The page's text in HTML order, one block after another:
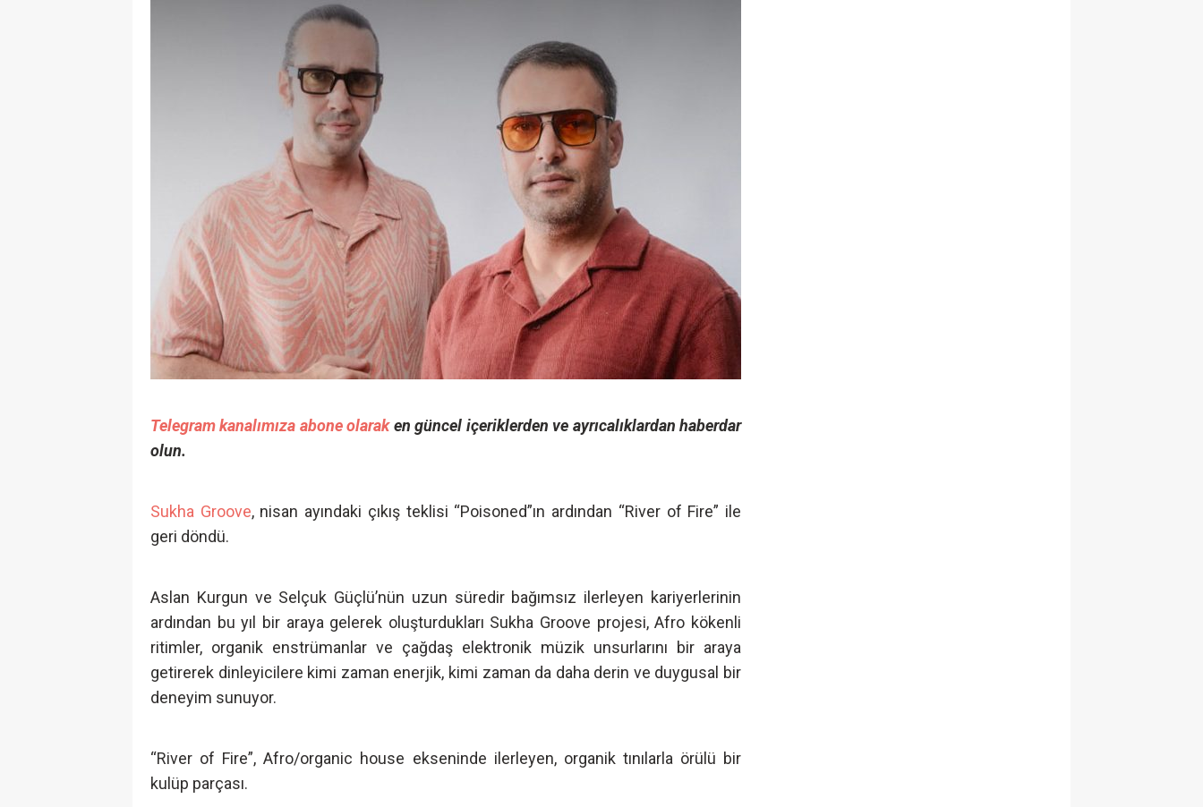
Telegram kanalımıza abone olaraken güncel içeriklerden ve ayrıcalıklardan haberdar
olun.
Sukha Groove, nisan ayındaki çıkış teklisi “Poisoned”ın ardından “River of Fire” ile
geri döndü.
Aslan Kurgun ve Selçuk Güçlü’nün uzun süredir bağımsız ilerleyen kariyerlerinin
ardından bu yıl bir araya gelerek oluşturdukları Sukha Groove projesi, Afro kökenli
ritimler, organik enstrümanlar ve çağdaş elektronik müzik unsurlarını bir araya
getirerek dinleyicilere kimi zaman enerjik, kimi zaman da daha derin ve duygusal bir
deneyim sunuyor.
“River of Fire”, Afro/organic house ekseninde ilerleyen, organik tınılarla örülü bir
kulüp parçası.